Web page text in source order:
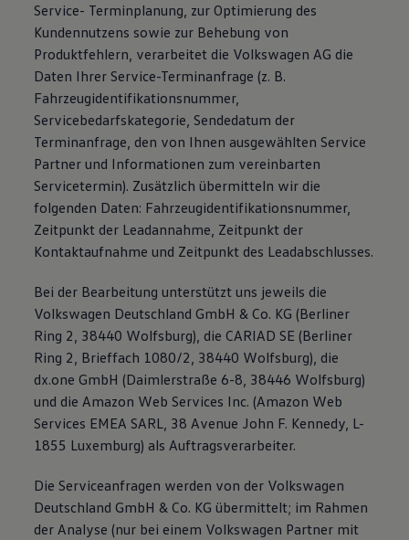
Service- Terminplanung, zur Optimierung des
Kundennutzens sowie zur Behebung von
Produktfehlern, verarbeitet die Volkswagen AG die
Daten Ihrer Service-Terminanfrage (z. B.
Fahrzeugidentifikationsnummer,
Servicebedarfskategorie, Sendedatum der
Terminanfrage, den von Ihnen ausgewählten Service
Partner und Informationen zum vereinbarten
Servicetermin). Zusätzlich übermitteln wir die
folgenden Daten: Fahrzeugidentifikationsnummer,
Zeitpunkt der Leadannahme, Zeitpunkt der
Kontaktaufnahme und Zeitpunkt des Leadabschlusses.
Bei der Bearbeitung unterstützt uns jeweils die
Volkswagen Deutschland GmbH & Co. KG (Berliner
Ring 2, 38440 Wolfsburg), die CARIAD SE (Berliner
Ring 2, Brieffach 1080/2, 38440 Wolfsburg), die
dx.one GmbH (Daimlerstraße 6-8, 38446 Wolfsburg)
und die Amazon Web Services Inc. (Amazon Web
Services EMEA SARL, 38 Avenue John F. Kennedy, L-
1855 Luxemburg) als Auftragsverarbeiter.
Die Serviceanfragen werden von der Volkswagen
Deutschland GmbH & Co. KG übermittelt; im Rahmen
der Analyse (nur bei einem Volkswagen Partner mit